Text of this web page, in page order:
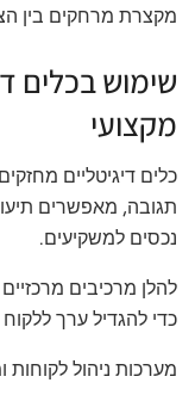
מקצרת מרחקים בין
שימוש בכלים
מקצועי
כלים דיגיטליים
תגובה, מאפשרים
נכסים למשקיעים.
להלן מרכיבים
כדי להגדיל ערך
מערכות ניהול לקוחות